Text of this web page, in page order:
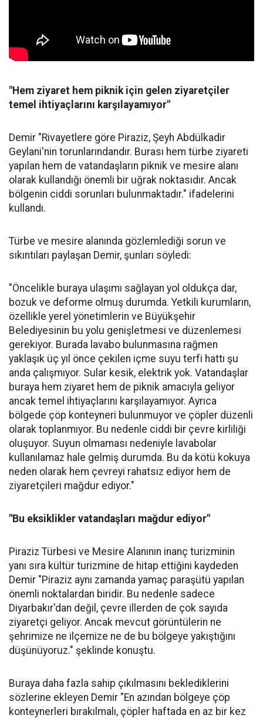
"Hem ziyaret hem piknik için gelen ziyaretçiler
temel ihtiyaçlarını karşılayamıyor"
Demir "Rivayetlere göre Piraziz, Şeyh Abdülkadir
Geylani'nin torunlarındandır. Burası hem türbe ziyareti
yapılan hem de vatandaşların piknik ve mesire alanı
olarak kullandığı önemli bir uğrak noktasıdır. Ancak
bölgenin ciddi sorunları bulunmaktadır." ifadelerini
kullandı.
Türbe ve mesire alanında gözlemlediği sorun ve
sıkıntıları paylaşan Demir, şunları söyledi:
"Öncelikle buraya ulaşımı sağlayan yol oldukça dar,
bozuk ve deforme olmuş durumda. Yetkili kurumların,
özellikle yerel yönetimlerin ve Büyükşehir
Belediyesinin bu yolu genişletmesi ve düzenlemesi
gerekiyor. Burada lavabo bulunmasına rağmen
yaklaşık üç yıl önce çekilen içme suyu terfi hattı şu
anda çalışmıyor. Sular kesik, elektrik yok. Vatandaşlar
buraya hem ziyaret hem de piknik amacıyla geliyor
ancak temel ihtiyaçlarını karşılayamıyor. Ayrıca
bölgede çöp konteyneri bulunmuyor ve çöpler düzenli
olarak toplanmıyor. Bu nedenle ciddi bir çevre kirliliği
oluşuyor. Suyun olmaması nedeniyle lavabolar
kullanılamaz hale gelmiş durumda. Bu da kötü kokuya
neden olarak hem çevreyi rahatsız ediyor hem de
ziyaretçileri mağdur ediyor."
"Bu eksiklikler vatandaşları mağdur ediyor"
Piraziz Türbesi ve Mesire Alanının inanç turizminin
yanı sıra kültür turizmine de hitap ettiğini kaydeden
Demir "Piraziz aynı zamanda yamaç paraşütü yapılan
önemli noktalardan biridir. Bu nedenle sadece
Diyarbakır'dan değil, çevre illerden de çok sayıda
ziyaretçi geliyor. Ancak mevcut görüntülerin ne
şehrimize ne ilçemize ne de bu bölgeye yakıştığını
düşünüyoruz." şeklinde konuştu.
Buraya daha fazla sahip çıkılmasını beklediklerini
sözlerine ekleyen Demir "En azından bölgeye çöp
konteynerleri bırakılmalı, çöpler haftada en az bir kez